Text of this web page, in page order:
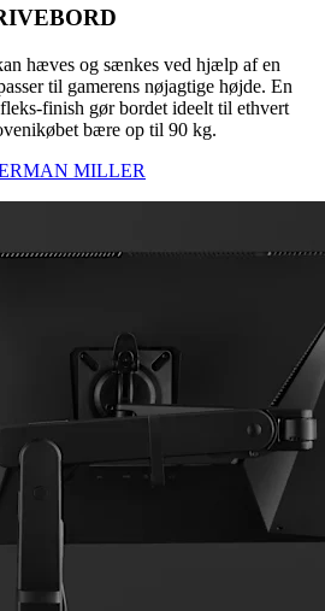
hæves og sænkes ved hjælp af en
til gamerens nøjagtige højde. En
finish gør bordet ideelt til ethvert
bære op til 90 kg.
MILLER